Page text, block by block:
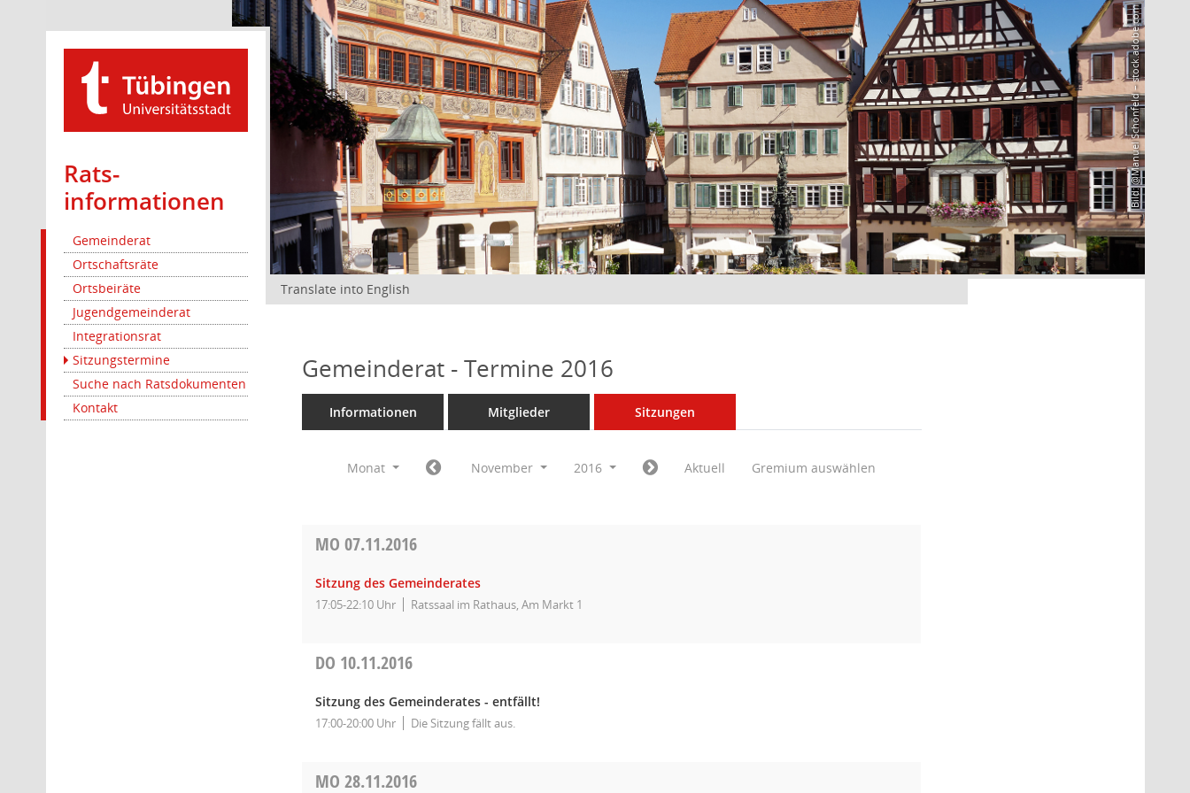
Rats­
informationen
Gemeinderat
Ortschaftsräte
Ortsbeiräte
Jugendgemeinderat
Integrationsrat
Sitzungstermine
Suche nach Ratsdokumenten
Kontakt
Bild: @Manuel Schönfeld – stock.adobe.com
Translate into English
Gemeinderat - Termine 2016
Informationen Mitglieder Sitzungen
Monat November 2016 Aktuell Gremium auswählen
MO07.11.2016
Sitzung des Gemeinderates
17:05-22:10 Uhr Ratssaal im Rathaus, Am Markt 1
DO 10.11.2016
Sitzung des Gemeinderates - entfällt!
17:00-20:00 Uhr Die Sitzung fällt aus.
MO28.11.2016